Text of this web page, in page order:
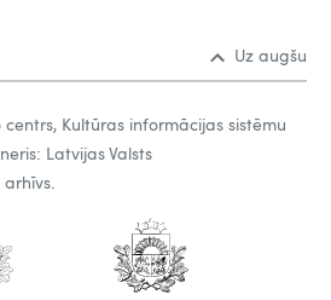
Uz augšu
Kultūras informācijas sistēmu
Latvijas Valsts